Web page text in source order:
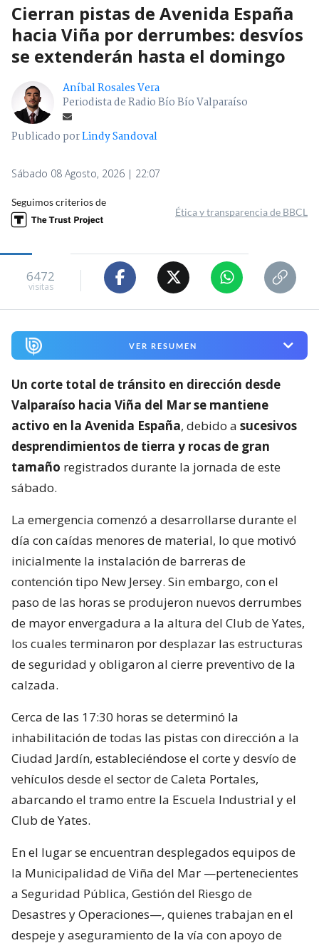
Cierran pistas de Avenida España
hacia Viña por derrumbes: desvíos
se extenderán hasta el domingo
Aníbal Rosales Vera
Periodista de Radio Bío Bío Valparaíso
Publicado porLindy Sandoval
Sábado 08 Agosto, 2026 | 22:07
Seguimos criterios de
Ética y transparencia de BBCL
6472
visitas
VER RESUMEN
Un corte total de tránsito en dirección desde
Valparaíso hacia Viña del Mar se mantiene
activo en la Avenida España, debido a sucesivos
desprendimientos de tierra y rocas de gran
tamaño registrados durante la jornada de este
sábado.
La emergencia comenzó a desarrollarse durante el
día con caídas menores de material, lo que motivó
inicialmente la instalación de barreras de
contención tipo New Jersey. Sin embargo, con el
paso de las horas se produjeron nuevos derrumbes
de mayor envergadura a la altura del Club de Yates,
los cuales terminaron por desplazar las estructuras
de seguridad y obligaron al cierre preventivo de la
calzada.
Cerca de las 17:30 horas se determinó la
inhabilitación de todas las pistas con dirección a la
Ciudad Jardín, estableciéndose el corte y desvío de
vehículos desde el sector de Caleta Portales,
abarcando el tramo entre la Escuela Industrial y el
Club de Yates.
En el lugar se encuentran desplegados equipos de
la Municipalidad de Viña del Mar —pertenecientes
a Seguridad Pública, Gestión del Riesgo de
Desastres y Operaciones—, quienes trabajan en el
despeje y aseguramiento de la vía con apoyo de